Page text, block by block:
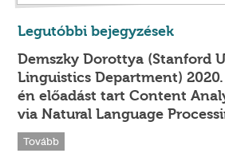
Legutóbbi bejegyzések
Demszky Dorottya (Stanford
Linguistics Department)
én előadást tart Content
via Natural Language
Tovább